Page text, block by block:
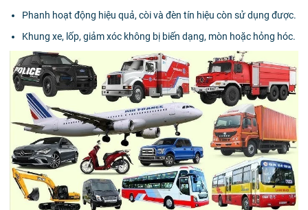
Phanh hoạt động hiệu quả, còi và đèn tín hiệu còn sử dụng được.
Khung xe, lốp, giảm xóc không bị biến dạng, mòn hoặc hỏng hóc.